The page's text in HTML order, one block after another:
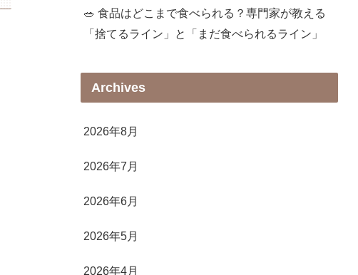
🥗 食品はどこまで食べられる？専門家が教える
「捨てるライン」と「まだ食べられるライン」
Archives
2026年8月
2026年7月
2026年6月
2026年5月
2026年4月